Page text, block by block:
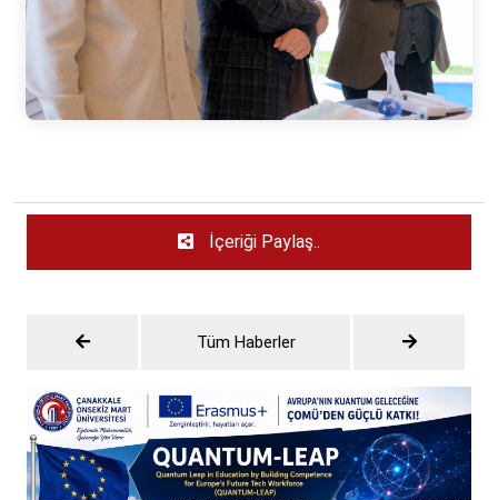
İçeriği Paylaş..
Tüm Haberler